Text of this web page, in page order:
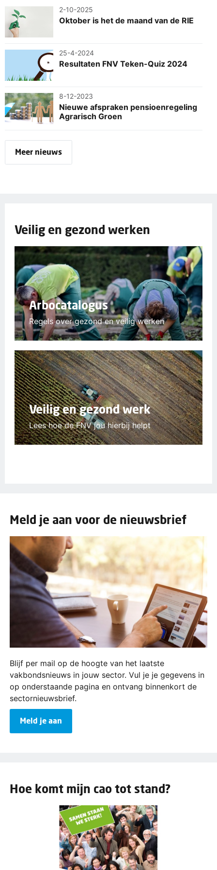
2-10-2025
Oktober is het de maand van de RIE
25-4-2024
Resultaten FNV Teken-Quiz 2024
8-12-2023
Nieuwe afspraken pensioenregeling
Agrarisch Groen
Meer nieuws
Veilig en gezond werken
Arbocatalogus
Regels over gezond en veilig werken
Veilig en gezond werk
Lees hoe de FNV jou hierbij helpt
Meld je aan voor de nieuwsbrief
Blijf per mail op de hoogte van het laatste
vakbondsnieuws in jouw sector. Vul je je gegevens in
op onderstaande pagina en ontvang binnenkort de
sectornieuwsbrief.
Meld je aan
Hoe komt mijn cao tot stand?